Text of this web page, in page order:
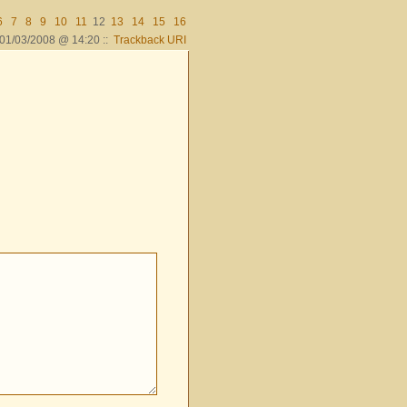
7 8 9 10 11 12 13 14 15
16
03/2008 @ 14:20 :: Trackback URI